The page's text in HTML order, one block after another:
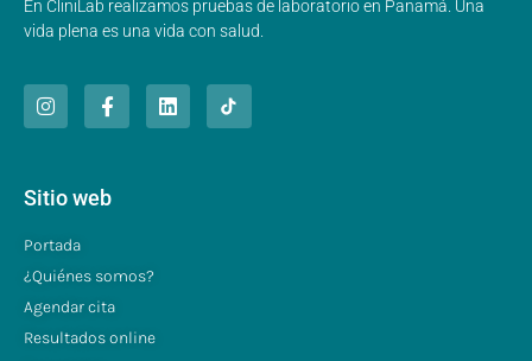
En CliniLab realizamos pruebas de laboratorio en Panamá. Una
vida plena es una vida con salud.
Sitio web
Portada
¿Quiénes somos?
Agendar cita
Resultados online